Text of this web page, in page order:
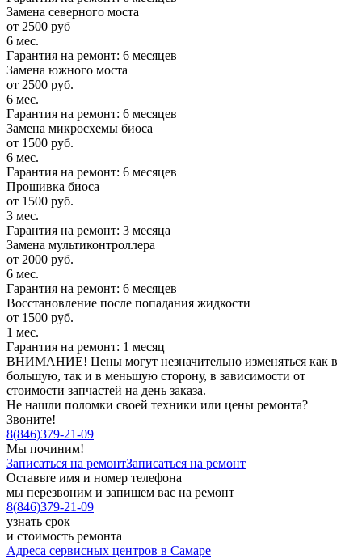
Замена северного моста
от 2500 руб
6 мес.
Гарантия на ремонт: 6 месяцев
Замена южного моста
от 2500 руб.
6 мес.
Гарантия на ремонт: 6 месяцев
Замена микросхемы биоса
от 1500 руб.
6 мес.
Гарантия на ремонт: 6 месяцев
Прошивка биоса
от 1500 руб.
3 мес.
Гарантия на ремонт: 3 месяца
Замена мультиконтроллера
от 2000 руб.
6 мес.
Гарантия на ремонт: 6 месяцев
Восстановление после попадания жидкости
от 1500 руб.
1 мес.
Гарантия на ремонт: 1 месяц
ВНИМАНИЕ! Цены могут незначительно изменяться как в
большую, так и в меньшую сторону, в зависимости от
стоимости запчастей на день заказа.
Не нашли поломки своей техники или цены ремонта?
Звоните!
8(846)379-21-09
Мы починим!
Записаться на ремонтЗаписаться на ремонт
Оставьте имя и номер телефона
мы перезвоним и запишем вас на ремонт
8(846)379-21-09
узнать срок
и стоимость ремонта
Адреса сервисных центров в Самаре